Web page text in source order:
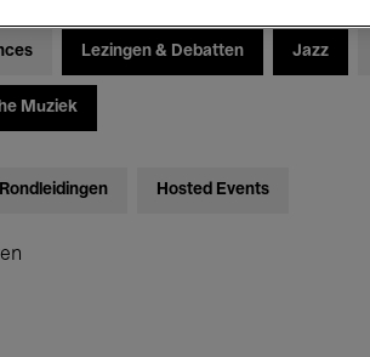
Lezingen & Debatten Jazz
Muziek
Rondleidingen Hosted Events